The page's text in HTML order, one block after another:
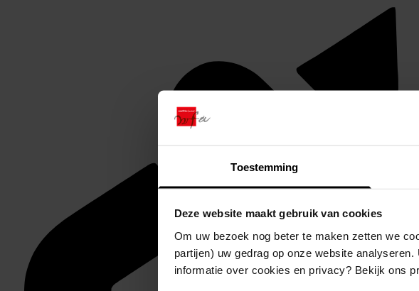
Toestemming
Deze website maakt gebruik van cookies
Om uw bezoek nog beter te maken zetten we
partijen) uw gedrag op onze website
informatie over cookies en privacy? Bekijk ons